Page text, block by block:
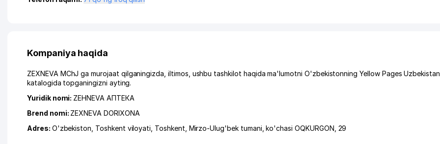
Kompaniya haqida
ZEXNEVA MChJ ga murojaat qilganingizda, iltimos, ushbu tashkilot haqida ma'lumotni O'zbekistonning Yellow Pages
katalogida topganingizni ayting.
Yuridik nomi: ZEHNEVA АПТЕКА
Brend nomi: ZEXNEVA DORIXONA
Adres: O'zbekiston, Toshkent viloyati Toshkent Mirzo-Ulug'bek tumani ,ko'chasi OQKURGON , 29